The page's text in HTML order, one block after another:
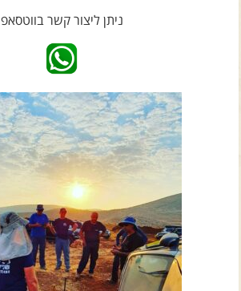
צרו קשר עם שבילים
אודות יואב קווה והאתר שבילים
ניתן ליצור קשר בווטסאפ